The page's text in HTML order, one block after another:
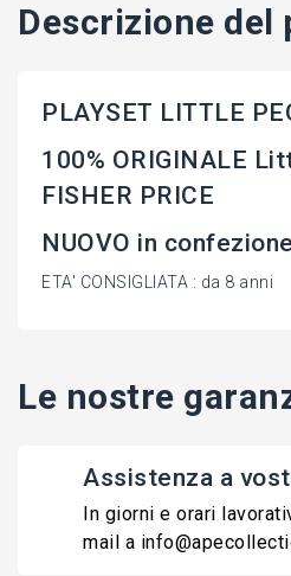
Descrizione del
PLAYSET LITTLE
100% ORIGINALE
FISHER PRICE
NUOVO in
ETA' CONSIGLIATA : da 8 anni
Le nostre
Assistenza a
In giorni e orari
mail a